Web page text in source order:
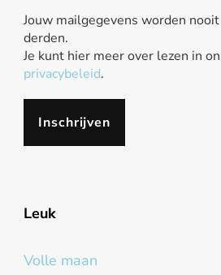
Jouw mailgegevens worden
derden.
Je kunt hier meer over lezen in
privacybeleid.
Leuk
Volle maan